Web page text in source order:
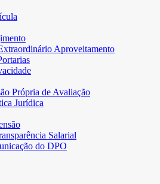
Aproveitamento
Própria de Avaliação
Jurídica
Salarial
do DPO